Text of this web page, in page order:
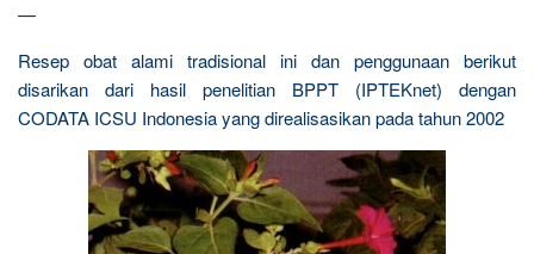
—
Resep obat alami tradisional ini dan penggunaan berikut
disarikan dari hasil penelitian BPPT (IPTEKnet) dengan
CODATA ICSU Indonesia yang direalisasikan pada tahun 2002